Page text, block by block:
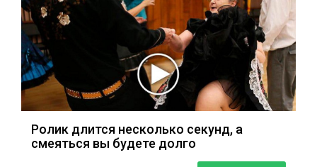
Ролик длится несколько секунд, а
смеяться вы будете долго